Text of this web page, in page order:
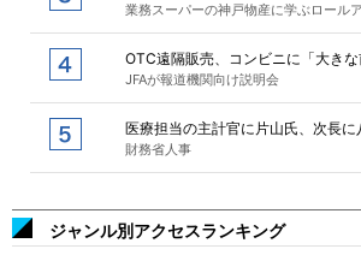
業務スーパーの神戸物産に学ぶロール
OTC遠隔販売、コンビニに「大きな
JFAが報道機関向け説明会
医療担当の主計官に片山氏、次長に
財務省人事
ジャンル別アクセスランキング